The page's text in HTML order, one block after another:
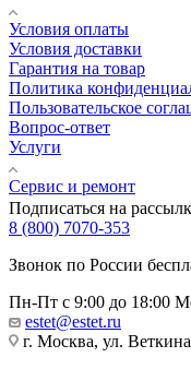
Условия оплаты
Условия доставки
Гарантия на товар
Политика
Пользовательское
Вопрос-ответ
Услуги
Сервис и ремонт
Подписаться на
8 (800) 7070-353
Звонок по России
Пн-Пт с 9:00 до 18:00
estet@estet.ru
г. Москва, ул.